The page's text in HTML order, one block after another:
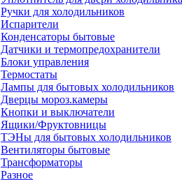
Ручки для холодильников
Испарители
Конденсаторы бытовые
Датчики и термопредохранители
Блоки управления
Термостаты
Лампы для бытовых холодильников
Дверцы мороз.камеры
Кнопки и выключатели
Ящики/Фруктовницы
ТЭНы для бытовых холодильников
Вентиляторы бытовые
Трансформаторы
Разное